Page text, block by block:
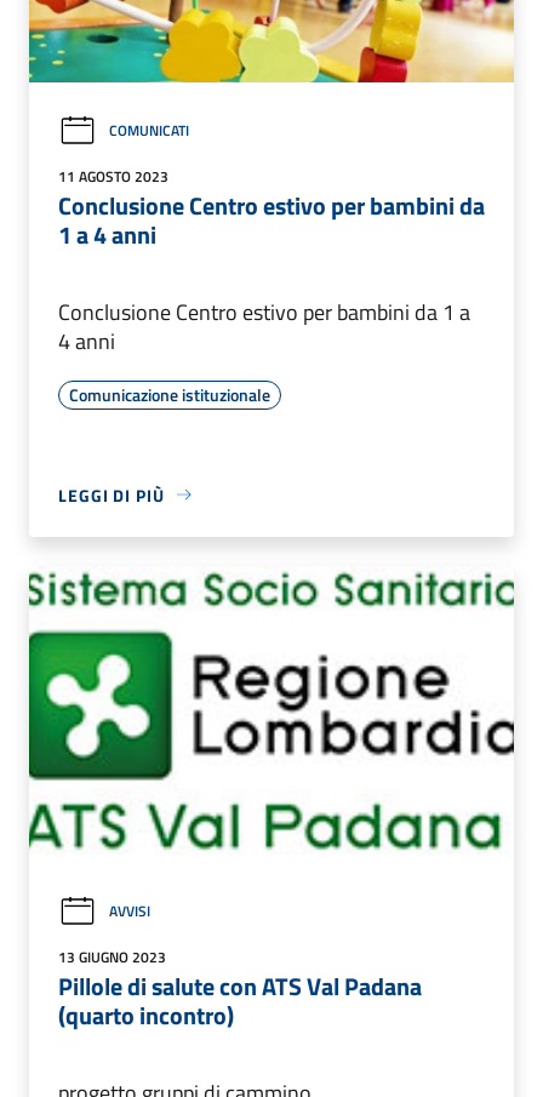
COMUNICATI
11 AGOSTO 2023
Conclusione Centro estivo per bambini da
1 a 4 anni
Conclusione Centro estivo per bambini da 1 a
4 anni
Comunicazione istituzionale
LEGGI DI PIÙ
AVVISI
13 GIUGNO 2023
Pillole di salute con ATS Val Padana
(quarto incontro)